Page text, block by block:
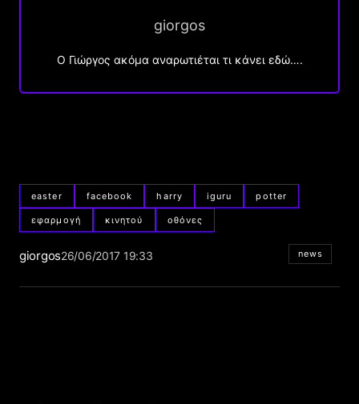
giorgos
Ο Γιώργος ακόμα αναρωτιέται τι κάνει εδώ….
easter facebook harry iguru potter
εφαρμογή κινητού οθόνες
giorgos26/06/2017 19:33 news